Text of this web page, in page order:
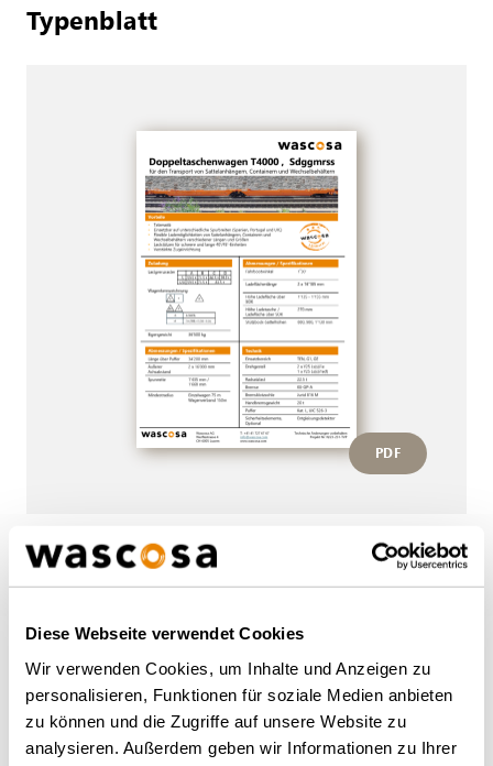
Diese Webseite verwendet Cookies
Wir verwenden Cookies, um Inhalte und Anzeigen zu
personalisieren, Funktionen für soziale Medien anbieten
zu können und die Zugriffe auf unsere Website zu
analysieren. Außerdem geben wir Informationen zu Ihrer
Typenblatt
PDF
Weitere Wagen von diesem
Typ
ZURÜCK ZUR ÜBERSICHT